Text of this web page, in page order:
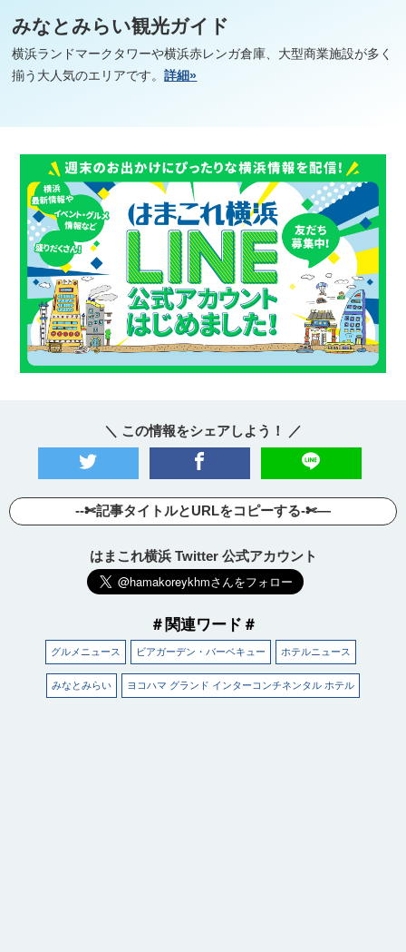
みなとみらい観光ガイド
横浜ランドマークタワーや横浜赤レンガ倉庫、大型商業施設が多く
揃う大人気のエリアです。詳細»
＼ この情報をシェアしよう！ ／
--✄記事タイトルとURLをコピーする-✄—
はまこれ横浜 Twitter 公式アカウント
＃関連ワード＃
グルメニュース ビアガーデン・バーベキュー ホテルニュース
みなとみらい ヨコハマ グランド インターコンチネンタル ホテル